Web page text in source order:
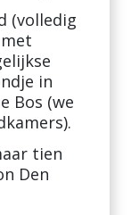
(volledig
in
Bos (we
tien
Den